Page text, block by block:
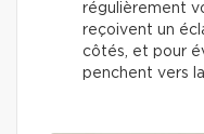
régulièrement
reçoivent un
côtés, et pour
penchent vers